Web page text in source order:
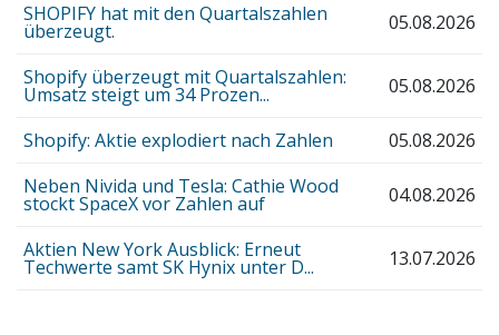
SHOPIFY hat mit den Quartalszahlen
überzeugt. 05.08.2026
Shopify überzeugt mit Quartalszahlen:
Umsatz steigt um 34 Prozen... 05.08.2026
Shopify: Aktie explodiert nach Zahlen
05.08.2026
Neben Nivida und Tesla: Cathie Wood
stockt SpaceX vor Zahlen auf 04.08.2026
Aktien New York Ausblick: Erneut
Techwerte samt SK Hynix unter D... 13.07.2026